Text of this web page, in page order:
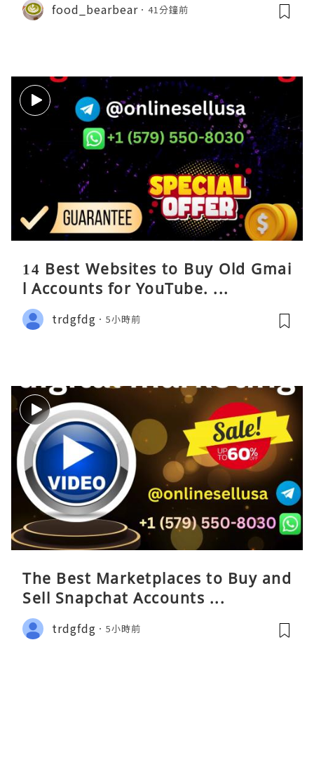
food_bearbear 41分鐘前
14 Best Websites to Buy Old Gmai
l Accounts for YouTube. ...
trdgfdg 5小時前
The Best Marketplaces to Buy and
Sell Snapchat Accounts ...
trdgfdg 5小時前